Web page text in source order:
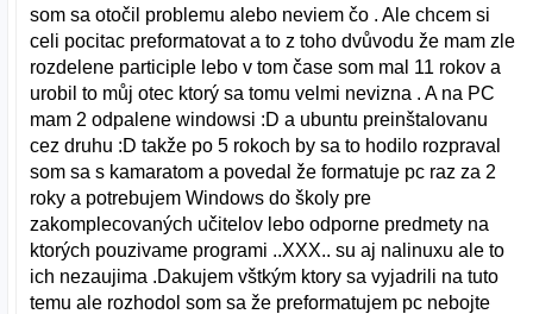
som sa otočil problemu alebo neviem čo . Ale chcem si
celi pocitac preformatovat a to z toho dvůvodu že mam zle
rozdelene participle lebo v tom čase som mal 11 rokov a
urobil to můj otec ktorý sa tomu velmi nevizna . A na PC
mam 2 odpalene windowsi :D a ubuntu preinštalovanu
cez druhu :D takže po 5 rokoch by sa to hodilo rozpraval
som sa s kamaratom a povedal že formatuje pc raz za 2
roky a potrebujem Windows do školy pre
zakomplecovaných učitelov lebo odporne predmety na
ktorých pouzivame programi ..XXX.. su aj nalinuxu ale to
ich nezaujima .Dakujem vštkým ktory sa vyjadrili na tuto
temu ale rozhodol som sa že preformatujem pc nebojte